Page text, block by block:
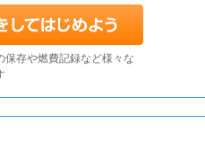
保存や燃費記録など様々な